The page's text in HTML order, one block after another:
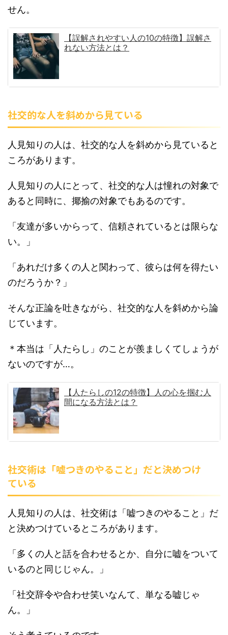
せん。
【誤解されやすい人の10の特徴】誤解さ
れない方法とは？
社交的な人を斜めから見ている
人見知りの人は、社交的な人を斜めから見ていると
ころがあります。
人見知りの人にとって、社交的な人は憧れの対象で
あると同時に、揶揄の対象でもあるのです。
「友達が多いからって、信頼されているとは限らな
い。」
「あれだけ多くの人と関わって、彼らは何を得たい
のだろうか？」
そんな正論を吐きながら、社交的な人を斜めから論
じています。
＊本当は「人たらし」のことが羨ましくてしょうが
ないのですが…。
【人たらしの12の特徴】人の心を掴む人
間になる方法とは？
社交術は「嘘つきのやること」だと決めつけ
ている
人見知りの人は、社交術は「嘘つきのやること」だ
と決めつけているところがあります。
「多くの人と話を合わせるとか、自分に嘘をついて
いるのと同じじゃん。」
「社交辞令や合わせ笑いなんて、単なる嘘じゃ
ん。」